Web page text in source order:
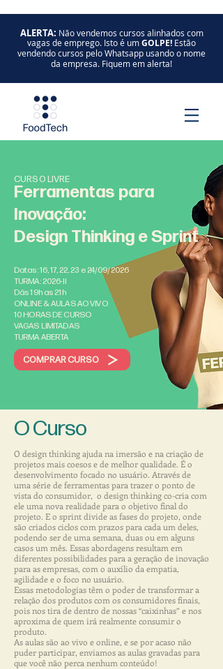
ALERTA: Não vendemos cursos alinhados com
vagas de emprego. Isto é umGOLPE! Estão
vendendo cursos pelo Whatsapp usando o nome
da empresa. Fiquem em alerta!
CURSO LIVRE
Ferramentas para
Inovação:
Design Thinking e Sprint
Datas: 16, 17, 22, 23 e 24/09/2026
TURMA: 2026-II
Dás 19h as 21h
ONLINE & AULAS AO VIVO
10 HORAS DE CURSO
VAGAS LIMITADAS
TURMA ABERTA
COMPRAR CURSO
O Curso
O design thinking ajuda na imersão e na criação de
projetos mais coesos e de melhor qualidade. É o
desenvolvimento focado no usuário. Através de
uma série de ferramentas para trazer o ponto de
vista do consumidor, o design thinking co-cria com
ele uma nova realidade para o objetivo final do
projeto. E o sprint divide as fases do projeto, onde
são criados ciclos com prazos para cada um deles,
podendo ser de uma semana, duas ou em alguns
casos um mês. Essas abordagens resultam em
diferentes possibilidades para a geração de inovação
para as empresas, com o auxílio da empatia,
agilidade e o foco no usuário.
​Essas metodologias têm o poder de transformar a
relação dos produtos com os consumidores finais,
pois nos tira de dentro de nossas “caixinhas” e nos
aproxima de quem irá realmente consumir o
produto.
As aulas são ao vivo e online, e se por acaso não
puder participar, enviamos as aulas gravadas para
que você não perca nenhum conteúdo!